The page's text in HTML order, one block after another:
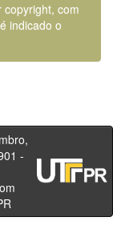
com
indicado o
-